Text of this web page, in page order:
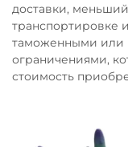
доставки,
транспортировке
таможенными или
ограничениями,
стоимость